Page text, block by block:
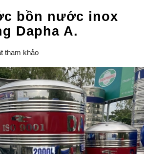
bồn nước inox
Dapha A.
tham khảo